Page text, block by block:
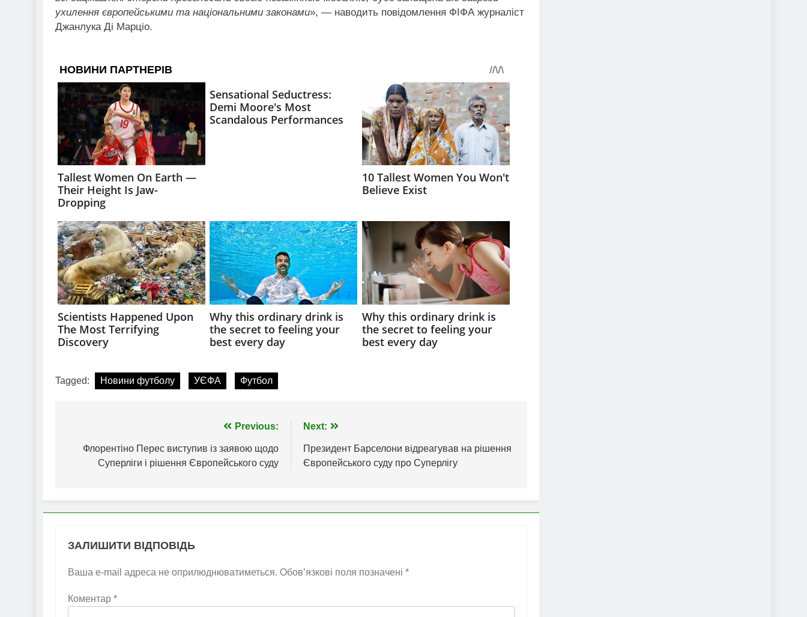
ухилення європейськими та національними законами», — наводить повідомлення ФІФА журналіст
Джанлука Ді Марціо.
Tagged: Новини футболу УЄФА Футбол
записів
Previous:
Флорентіно Перес виступив із заявою щодо
Суперліги і рішення Європейського суду
Next:
Президент Барселони відреагував на рішення
Європейського суду про Суперлігу
ЗАЛИШИТИ ВІДПОВІДЬ
Ваша e-mail адреса не оприлюднюватиметься. Обов’язкові поля позначені *
Коментар *